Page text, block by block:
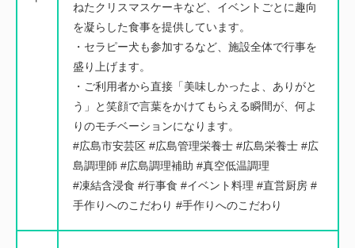
ねたクリスマスケーキなど、イベントごとに趣向
を凝らした食事を提供しています。
・セラピー犬も参加するなど、施設全体で行事を
盛り上げます。
・ご利用者から直接「美味しかったよ、ありがと
う」と笑顔で言葉をかけてもらえる瞬間が、何よ
りのモチベーションになります。
#広島市安芸区 #広島管理栄養士 #広島栄養士 #広
島調理師 #広島調理補助 #真空低温調理
#凍結含浸食 #行事食 #イベント料理 #直営厨房 #
手作りへのこだわり #手作りへのこだわり